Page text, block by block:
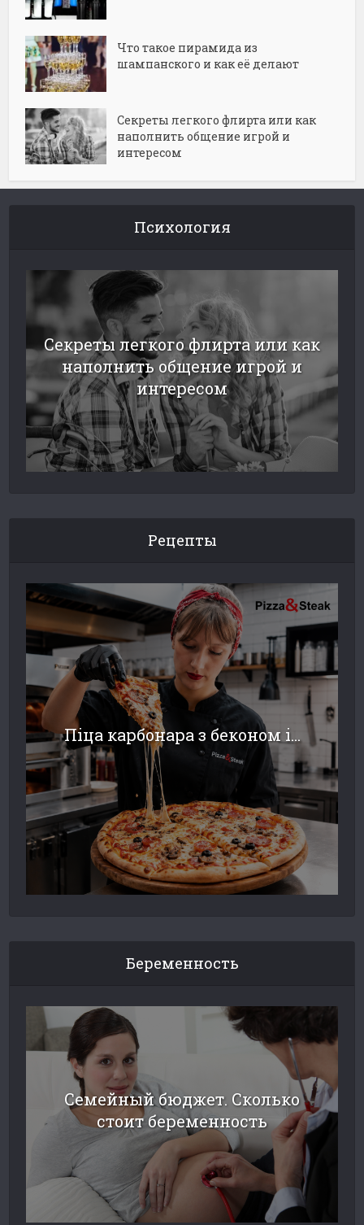
Что такое пирамида из
шампанского и как её делают
Секреты легкого флирта или как
наполнить общение игрой и
интересом
Психология
Секреты легкого флирта или как
наполнить общение игрой и
интересом
Рецепты
Піца карбонара з беконом і...
Беременность
Семейный бюджет. Сколько
стоит беременность